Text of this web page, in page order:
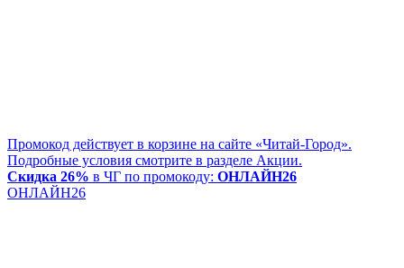
Промокод действует в корзине на сайте «Читай-Город».
Подробные условия смотрите в разделе Акции.
Скидка 26% в ЧГ по промокоду: ОНЛАЙН26
ОНЛАЙН26